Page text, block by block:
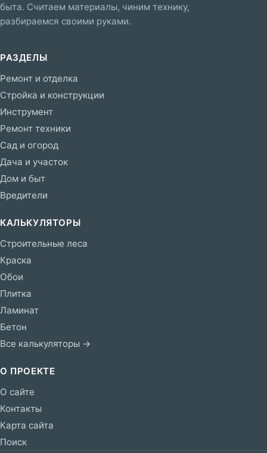
быта. Считаем материалы, чиним технику,
разбираемся своими руками.
РАЗДЕЛЫ
Ремонт и отделка
Стройка и конструкции
Инструмент
Ремонт техники
Сад и огород
Дача и участок
Дом и быт
Вредители
КАЛЬКУЛЯТОРЫ
Строительные леса
Краска
Обои
Плитка
Ламинат
Бетон
Все калькуляторы →
О ПРОЕКТЕ
О сайте
Контакты
Карта сайта
Поиск